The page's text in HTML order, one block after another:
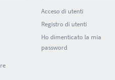
Acceso di utenti
Registro di utenti
Ho dimenticato la mia
password